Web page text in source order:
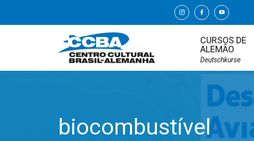
CURSOS DE
ALEMÃO
Deutschkurse
biocombustível